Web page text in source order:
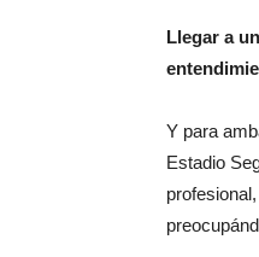
Llegar a un
Y para
Estadio